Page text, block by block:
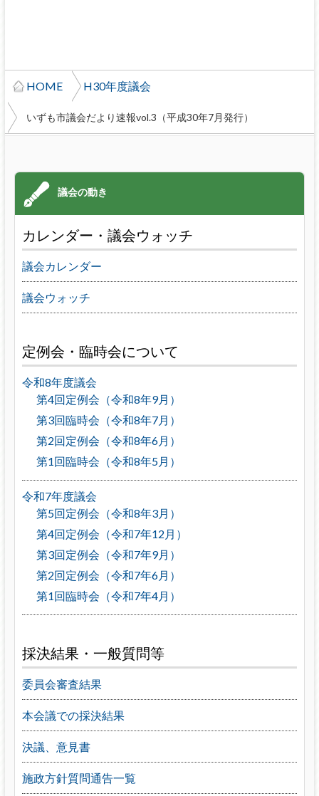
HOME H30年度議会
いずも市議会だより速報vol.3（平成30年7月発行）
カレンダー・議会ウォッチ
議会カレンダー
議会ウォッチ
定例会・臨時会について
令和8年度議会
第4回定例会（令和8年9月）
第3回臨時会（令和8年7月）
第2回定例会（令和8年6月）
第1回臨時会（令和8年5月）
令和7年度議会
第5回定例会（令和8年3月）
第4回定例会（令和7年12月）
第3回定例会（令和7年9月）
第2回定例会（令和7年6月）
第1回臨時会（令和7年4月）
採決結果・一般質問等
委員会審査結果
本会議での採決結果
決議、意見書
施政方針質問通告一覧